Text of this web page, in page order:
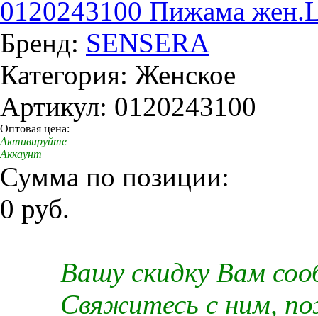
0120243100 Пижама
Бренд: SENSERA
Категория: Женское
Артикул: 0120243100
Оптовая цена:
Активируйте
Аккаунт
Сумма по позиции:
0 руб.
Вашу скидку Вам
Свяжитесь с ним,